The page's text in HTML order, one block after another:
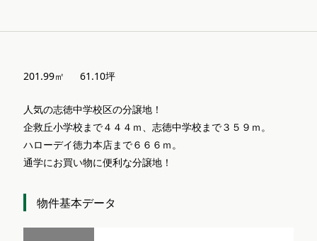
201.99㎡ 61.10坪
人気の志徳中学校区の分譲地！
企救丘小学校まで４４４ｍ、志徳中学校まで３５９ｍ。
ハローデイ徳力本店まで６６６ｍ。
通学にお買い物に便利な分譲地！
物件基本データ